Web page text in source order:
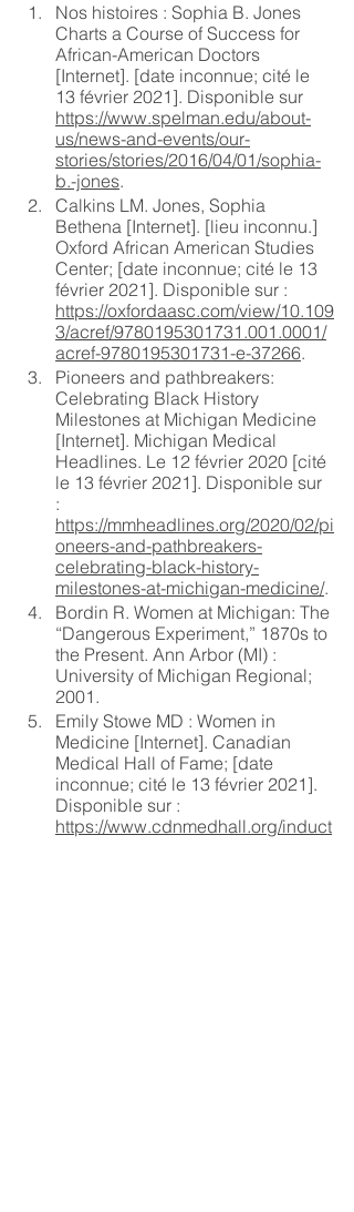
Nos histoires : Sophia B. Jones
Charts a Course of Success for
African-American Doctors
[Internet]. [date inconnue; cité le
13 février 2021]. Disponible sur
https://www.spelman.edu/about-
us/news-and-events/our-
stories/stories/2016/04/01/sophia-
b.-jones.
Calkins LM. Jones, Sophia
Bethena [Internet]. [lieu inconnu.]
Oxford African American Studies
Center; [date inconnue; cité le 13
février 2021]. Disponible sur :
https://oxfordaasc.com/view/10.109
3/acref/9780195301731.001.0001/
acref-9780195301731-e-37266.
Pioneers and pathbreakers:
Celebrating Black History
Milestones at Michigan Medicine
[Internet]. Michigan Medical
Headlines. Le 12 février 2020 [cité
le 13 février 2021]. Disponible sur
:
https://mmheadlines.org/2020/02/pi
oneers-and-pathbreakers-
celebrating-black-history-
milestones-at-michigan-medicine/.
Bordin R. Women at Michigan: The
“Dangerous Experiment,” 1870s to
the Present. Ann Arbor (MI) :
University of Michigan Regional;
2001.
Emily Stowe MD : Women in
Medicine [Internet]. Canadian
Medical Hall of Fame; [date
inconnue; cité le 13 février 2021].
Disponible sur :
https://www.cdnmedhall.org/induct